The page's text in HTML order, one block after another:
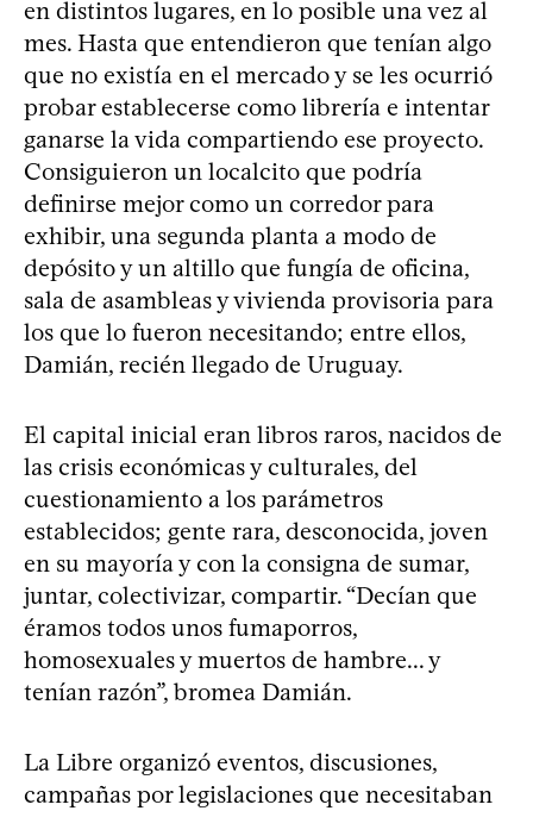
en distintos lugares, en lo posible una vez al
mes. Hasta que entendieron que tenían algo
que no existía en el mercado y se les ocurrió
probar establecerse como librería e intentar
ganarse la vida compartiendo ese proyecto.
Consiguieron un localcito que podría
definirse mejor como un corredor para
exhibir, una segunda planta a modo de
depósito y un altillo que fungía de oficina,
sala de asambleas y vivienda provisoria para
los que lo fueron necesitando; entre ellos,
Damián, recién llegado de Uruguay.
El capital inicial eran libros raros, nacidos de
las crisis económicas y culturales, del
cuestionamiento a los parámetros
establecidos; gente rara, desconocida, joven
en su mayoría y con la consigna de sumar,
juntar, colectivizar, compartir. “Decían que
éramos todos unos fumaporros,
homosexuales y muertos de hambre... y
tenían razón”, bromea Damián.
La Libre organizó eventos, discusiones,
campañas por legislaciones que necesitaban